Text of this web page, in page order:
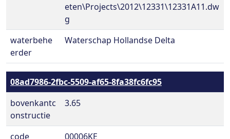
eten\Projects\2012\12331\12331A11.dw
g
waterbehe
erder
Waterschap Hollandse Delta
08ad7986-2fbc-5509-af65-8fa38fc6fc95
bovenkantc
onstructie
3.65
code 00006KE